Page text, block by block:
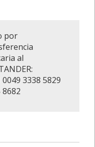
por
al
0049 3338 5829
8682